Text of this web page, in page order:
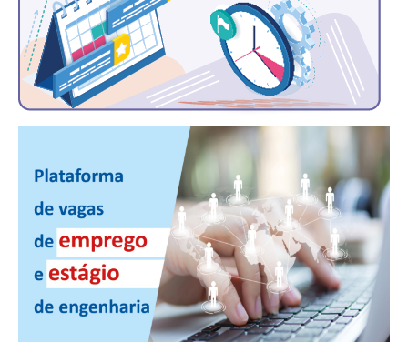
CURSOS
ENGENHEIRO EMPREENDEDOR
SEESP EDUCAÇÃO
CONVÊNIOS
PLANO DE SAÚDE
SEESPPREV